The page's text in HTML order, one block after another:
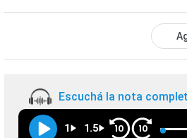
Escuchá la nota
1 1.5 10 10